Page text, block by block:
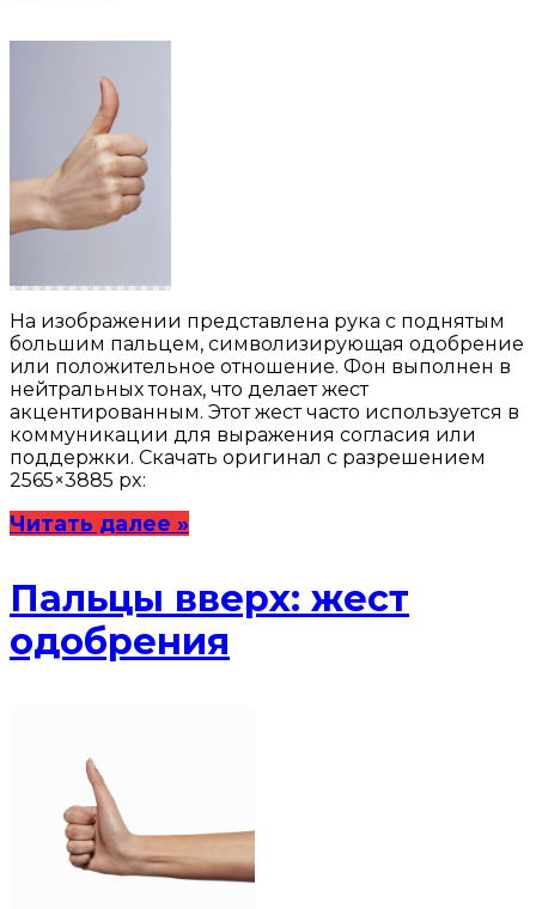
На изображении представлена рука с поднятым
большим пальцем, символизирующая одобрение
или положительное отношение. Фон выполнен в
нейтральных тонах, что делает жест
акцентированным. Этот жест часто используется в
коммуникации для выражения согласия или
поддержки. Скачать оригинал с разрешением
2565×3885 px:
Читать далее »
Пальцы вверх: жест
одобрения